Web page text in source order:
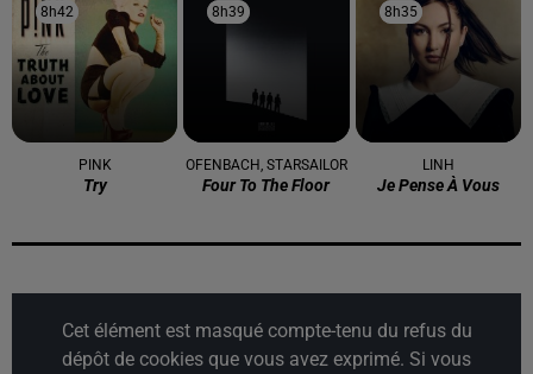
8h42
8h42
PINK
Try
8h39
8h39
OFENBACH, STARSAILOR
Four To The Floor
8h35
8h35
LINH
Je Pense À Vous
Cet élément est masqué compte-tenu du refus du
dépôt de cookies que vous avez exprimé. Si vous